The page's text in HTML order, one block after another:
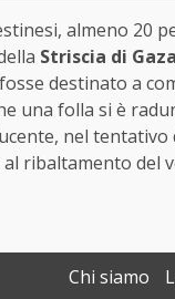
almeno 20
Striscia di Gaza
destinato a
una folla si è
nel
ribaltamento del
Chi siamo